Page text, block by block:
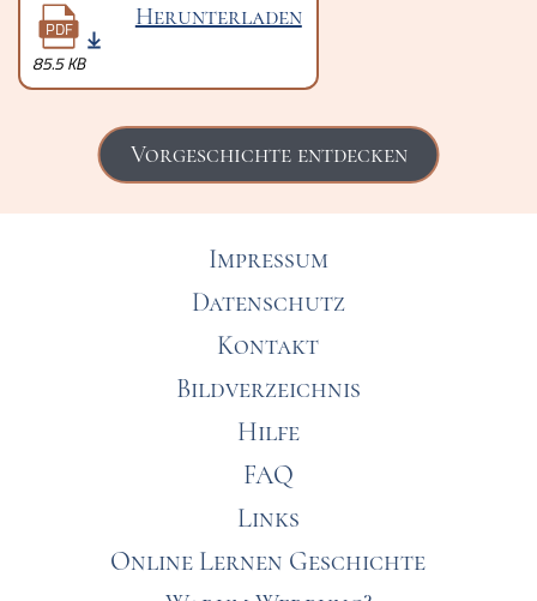
PDF
85.5 KB
Herunterladen
Vorgeschichte entdecken
Impressum
Datenschutz
Kontakt
Bildverzeichnis
Hilfe
FAQ
Links
Online Lernen Geschichte